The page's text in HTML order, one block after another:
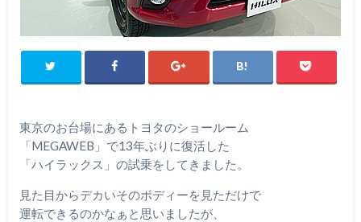
東京のお台場にあるトヨタのショールーム
「MEGAWEB」で13年ぶりに復活した
「ハイラックス」の試乗をしてきました。
見た目からデカいそのボディーを見ただけで
運転できるのかなぁと思いましたが、